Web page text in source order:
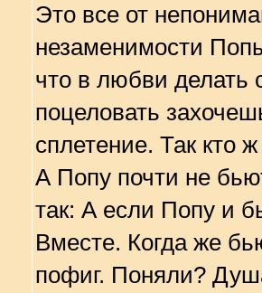
Это все от
незаменимости
что в любви делать
поцеловать
сплетение. Так кто
А Попу почти не
так: А если Попу и
Вместе. Когда же
пофиг. Поняли?